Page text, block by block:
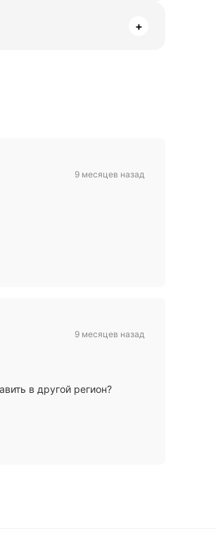
+
9 месяцев назад
в другой регион?
9 месяцев назад